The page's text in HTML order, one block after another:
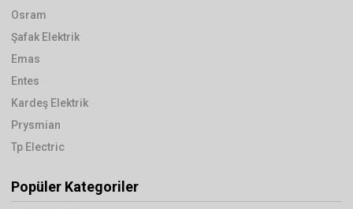
Osram
Şafak Elektrik
Emas
Entes
Kardeş Elektrik
Prysmian
Tp Electric
Popüler Kategoriler